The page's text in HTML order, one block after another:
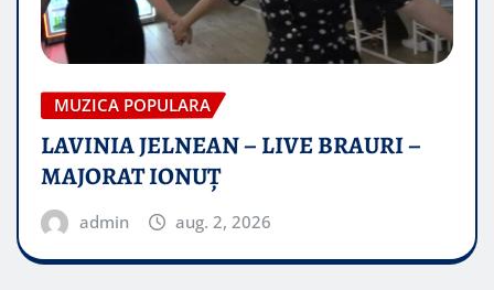
MUZICA POPULARA
LAVINIA JELNEAN – LIVE BRAURI –
MAJORAT IONUŢ
admin aug. 2, 2026